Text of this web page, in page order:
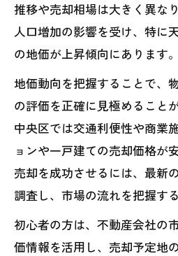
推移や売却相場は大きく異な
人口増加の影響を受け、特に
の地価が上昇傾向にあります。
地価動向を把握することで、
の評価を正確に見極めること
中央区では交通利便性や商業
ョンや一戸建ての売却価格が
売却を成功させるには、最新
調査し、市場の流れを把握す
初心者の方は、不動産会社の
価情報を活用し、売却予定地